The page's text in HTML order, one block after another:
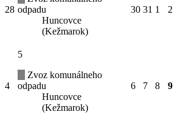
28 odpadu
Huncovce
(Kežmarok)
30 31 1 2
4
5
Zvoz komunálneho
odpadu
Huncovce
(Kežmarok)
6 7 8 9